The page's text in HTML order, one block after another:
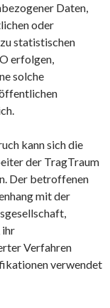
Daten,
oder
statistischen
erfolgen,
solche
kann sich die
der TragTraum
Der betroffenen
mit der
ihr
Verfahren
verwendet